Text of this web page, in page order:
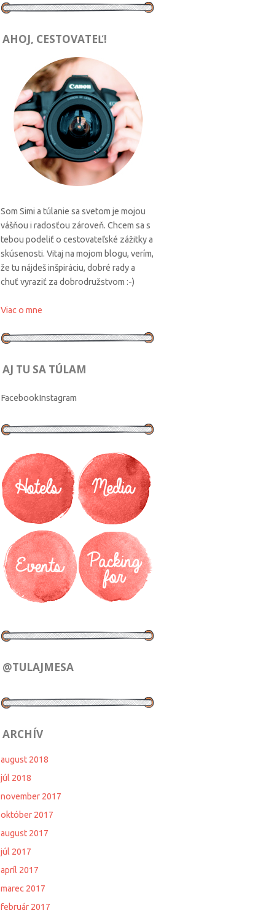
AHOJ, CESTOVATEĽ!
Som Simi a túlanie sa svetom je mojou
vášňou i radosťou zároveň. Chcem sa s
tebou podeliť o cestovateľské zážitky a
skúsenosti. Vitaj na mojom blogu, verím,
že tu nájdeš inšpiráciu, dobré rady a
chuť vyraziť za dobrodružstvom :-)
Viac o mne
AJ TU SA TÚLAM
FacebookInstagram
@TULAJMESA
ARCHÍV
august 2018
júl 2018
november 2017
október 2017
august 2017
júl 2017
apríl 2017
marec 2017
február 2017